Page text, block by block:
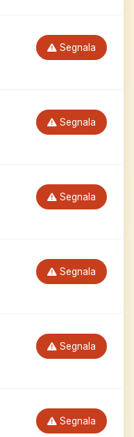
Segnala
Segnala
Segnala
Segnala
Segnala
Segnala